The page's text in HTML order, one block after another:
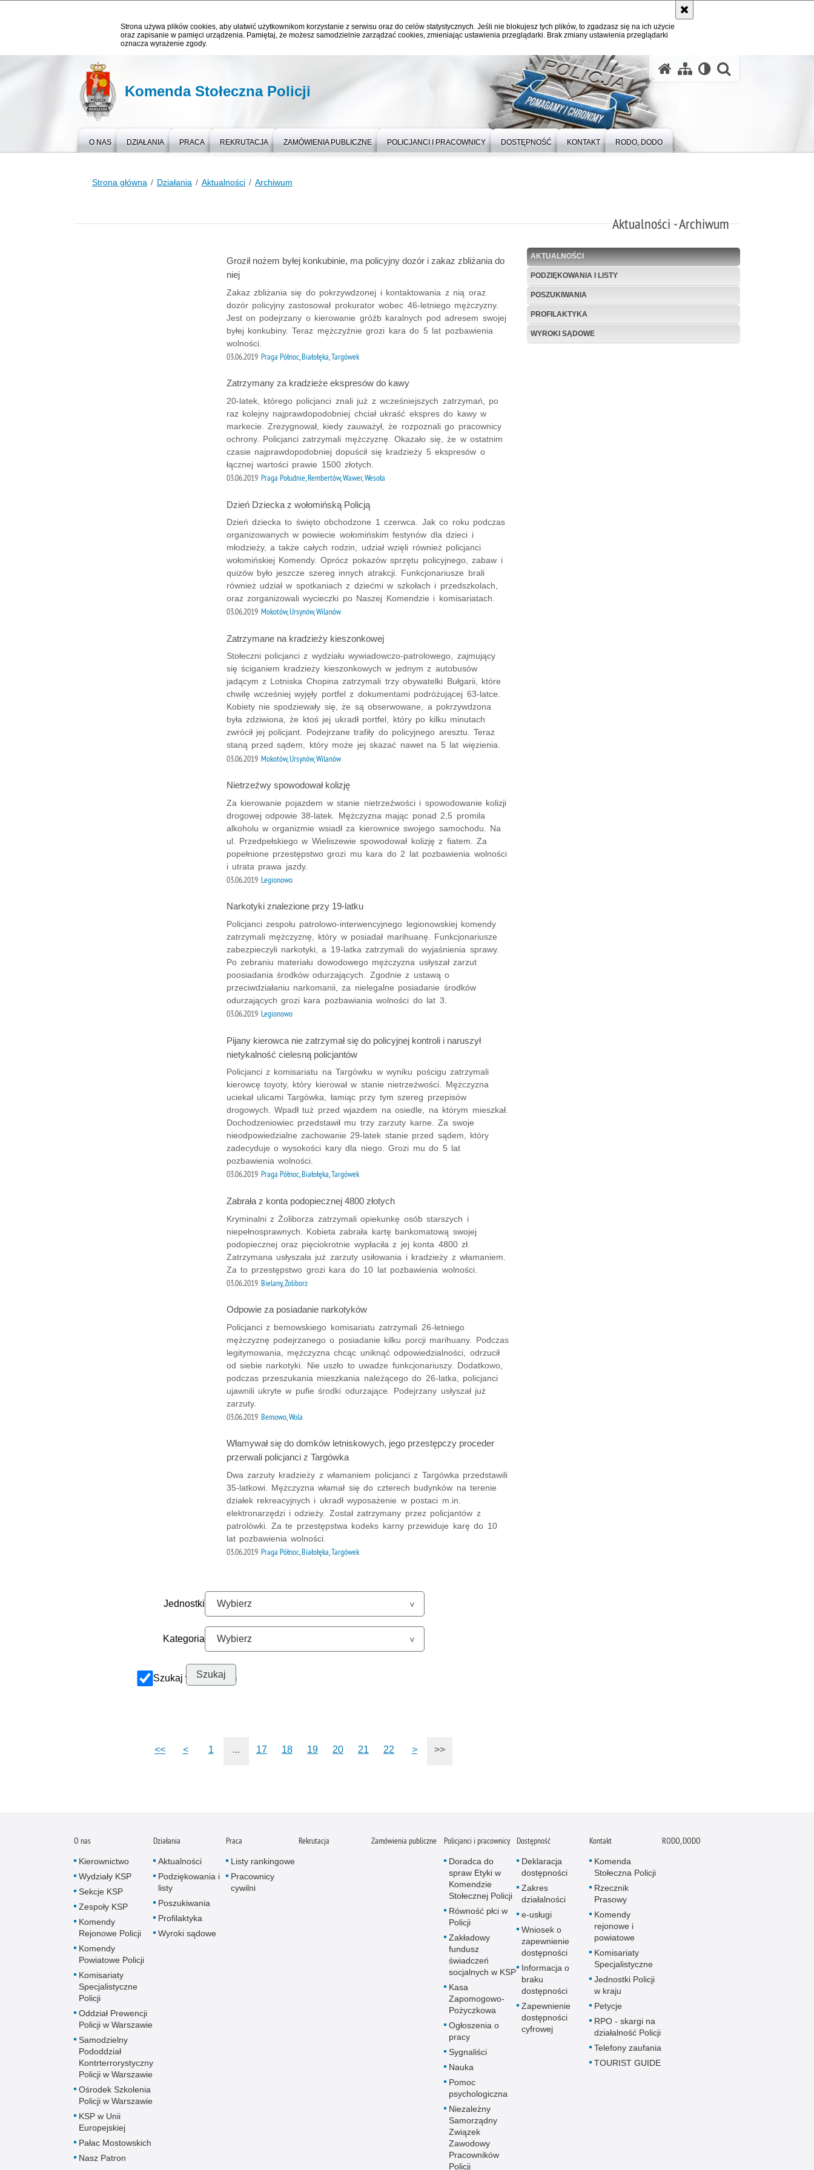
Strona używa plików cookies, aby ułatwić użytkownikom korzystanie z serwisu oraz do celów statystycznych. Jeśli nie blokujesz tych plików, to zgadzasz się na ich użycie
oraz zapisanie w pamięci urządzenia. Pamiętaj, że możesz samodzielnie zarządzać cookies, zmieniając ustawienia przeglądarki. Brak zmiany ustawienia przeglądarki
oznacza wyrażenie zgody.
Komenda Stołeczna Policji
O NAS DZIAŁANIA PRACA REKRUTACJA ZAMÓWIENIA PUBLICZNE POLICJANCI I PRACOWNICY DOSTĘPNOŚĆ KONTAKT RODO, DODO
Strona główna Działania Aktualności Archiwum
Aktualności - Archiwum
Groził nożem byłej konkubinie, ma policyjny dozór i zakaz zbliżania do
niej
Zakaz zbliżania się do pokrzywdzonej i kontaktowania z nią oraz
dozór policyjny zastosował prokurator wobec 46-letniego mężczyzny.
Jest on podejrzany o kierowanie gróźb karalnych pod adresem swojej
byłej konkubiny. Teraz mężczyźnie grozi kara do 5 lat pozbawienia
wolności.
03.06.2019 Praga Północ, Białołęka, Targówek
Zatrzymany za kradzieże ekspresów do kawy
20-latek, którego policjanci znali już z wcześniejszych zatrzymań, po
raz kolejny najprawdopodobniej chciał ukraść ekspres do kawy w
markecie. Zrezygnował, kiedy zauważył, że rozpoznali go pracownicy
ochrony. Policjanci zatrzymali mężczyznę. Okazało się, że w ostatnim
czasie najprawdopodobniej dopuścił się kradzieży 5 ekspresów o
łącznej wartości prawie 1500 złotych.
03.06.2019 Praga Południe, Rembertów, Wawer, Wesoła
Dzień Dziecka z wołomińską Policją
Dzień dziecka to święto obchodzone 1 czerwca. Jak co roku podczas
organizowanych w powiecie wołomińskim festynów dla dzieci i
młodzieży, a także całych rodzin, udział wzięli również policjanci
wołomińskiej Komendy. Oprócz pokazów sprzętu policyjnego, zabaw i
quizów było jeszcze szereg innych atrakcji. Funkcjonariusze brali
również udział w spotkaniach z dziećmi w szkołach i przedszkolach,
oraz zorganizowali wycieczki po Naszej Komendzie i komisariatach.
03.06.2019 Mokotów, Ursynów, Wilanów
Zatrzymane na kradzieży kieszonkowej
Stołeczni policjanci z wydziału wywiadowczo-patrolowego, zajmujący
się ściganiem kradzieży kieszonkowych w jednym z autobusów
jadącym z Lotniska Chopina zatrzymali trzy obywatelki Bułgarii, które
chwilę wcześniej wyjęły portfel z dokumentami podróżującej 63-latce.
Kobiety nie spodziewały się, że są obserwowane, a pokrzywdzona
była zdziwiona, że ktoś jej ukradł portfel, który po kilku minutach
zwrócił jej policjant. Podejrzane trafiły do policyjnego aresztu. Teraz
staną przed sądem, który może jej skazać nawet na 5 lat więzienia.
03.06.2019 Mokotów, Ursynów, Wilanów
Nietrzeźwy spowodował kolizję
Za kierowanie pojazdem w stanie nietrzeźwości i spowodowanie kolizji
drogowej odpowie 38-latek. Mężczyzna mając ponad 2,5 promila
alkoholu w organizmie wsiadł za kierownice swojego samochodu. Na
ul. Przedpełskiego w Wieliszewie spowodował kolizję z fiatem. Za
popełnione przestępstwo grozi mu kara do 2 lat pozbawienia wolności
i utrata prawa jazdy.
03.06.2019 Legionowo
Narkotyki znalezione przy 19-latku
Policjanci zespołu patrolowo-interwencyjnego legionowskiej komendy
zatrzymali mężczyznę, który w posiadał marihuanę. Funkcjonariusze
zabezpieczyli narkotyki, a 19-latka zatrzymali do wyjaśnienia sprawy.
Po zebraniu materiału dowodowego mężczyzna usłyszał zarzut
poosiadania środków odurzających. Zgodnie z ustawą o
przeciwdziałaniu narkomanii, za nielegalne posiadanie środków
odurzających grozi kara pozbawiania wolności do lat 3.
03.06.2019 Legionowo
Pijany kierowca nie zatrzymał się do policyjnej kontroli i naruszył
nietykalność cielesną policjantów
Policjanci z komisariatu na Targówku w wyniku pościgu zatrzymali
kierowcę toyoty, który kierował w stanie nietrzeźwości. Mężczyzna
uciekał ulicami Targówka, łamiąc przy tym szereg przepisów
drogowych. Wpadł tuż przed wjazdem na osiedle, na którym mieszkał.
Dochodzeniowiec przedstawił mu trzy zarzuty karne. Za swoje
nieodpowiedzialne zachowanie 29-latek stanie przed sądem, który
zadecyduje o wysokości kary dla niego. Grozi mu do 5 lat
pozbawienia wolności.
03.06.2019 Praga Północ, Białołęka, Targówek
Zabrała z konta podopiecznej 4800 złotych
Kryminalni z Żoliborza zatrzymali opiekunkę osób starszych i
niepełnosprawnych. Kobieta zabrała kartę bankomatową swojej
podopiecznej oraz pięciokrotnie wypłaciła z jej konta 4800 zł.
Zatrzymana usłyszała już zarzuty usiłowania i kradzieży z włamaniem.
Za to przestępstwo grozi kara do 10 lat pozbawienia wolności.
03.06.2019 Bielany, Żoliborz
Odpowie za posiadanie narkotyków
Policjanci z bemowskiego komisariatu zatrzymali 26-letniego
mężczyznę podejrzanego o posiadanie kilku porcji marihuany. Podczas
legitymowania, mężczyzna chcąc uniknąć odpowiedzialności, odrzucił
od siebie narkotyki. Nie uszło to uwadze funkcjonariuszy. Dodatkowo,
podczas przeszukania mieszkania należącego do 26-latka, policjanci
ujawnili ukryte w pufie środki odurzające. Podejrzany usłyszał już
zarzuty.
03.06.2019 Bemowo, Wola
Włamywał się do domków letniskowych, jego przestępczy proceder
przerwali policjanci z Targówka
Dwa zarzuty kradzieży z włamaniem policjanci z Targówka przedstawili
35-latkowi. Mężczyzna włamał się do czterech budynków na terenie
działek rekreacyjnych i ukradł wyposażenie w postaci m.in.
elektronarzędzi i odzieży. Został zatrzymany przez policjantów z
patrolówki. Za te przestępstwa kodeks karny przewiduje karę do 10
lat pozbawienia wolności.
03.06.2019 Praga Północ, Białołęka, Targówek
Jednostki
Kategoria
Szukaj w archiwum
<< < 1 ... 17 18 19 20 21 22 > >>
AKTUALNOŚCI
PODZIĘKOWANIA I LISTY
POSZUKIWANIA
PROFILAKTYKA
WYROKI SĄDOWE
O nas
Kierownictwo
Wydziały KSP
Sekcje KSP
Zespoły KSP
Komendy
Rejonowe Policji
Komendy
Powiatowe Policji
Komisariaty
Specjalistyczne
Policji
Oddział Prewencji
Policji w Warszawie
Samodzielny
Pododdział
Kontrterrorystyczny
Policji w Warszawie
Ośrodek Szkolenia
Policji w Warszawie
KSP w Unii
Europejskiej
Pałac Mostowskich
Nasz Patron
Działania
Aktualności
Podziękowania i
listy
Poszukiwania
Profilaktyka
Wyroki sądowe
Praca
Listy rankingowe
Pracownicy
cywilni
Rekrutacja Zamówienia publiczne Policjanci i pracownicy
Doradca do
spraw Etyki w
Komendzie
Stołecznej Policji
Równość płci w
Policji
Zakładowy
fundusz
świadczeń
socjalnych w KSP
Kasa
Zapomogowo-
Pożyczkowa
Ogłoszenia o
pracy
Sygnaliści
Nauka
Pomoc
psychologiczna
Niezależny
Samorządny
Związek
Zawodowy
Pracowników
Policji
Dostępność
Deklaracja
dostępności
Zakres
działalności
e-usługi
Wniosek o
zapewnienie
dostępności
Informacja o
braku
dostępności
Zapewnienie
dostępności
cyfrowej
Kontakt
Komenda
Stołeczna Policji
Rzecznik
Prasowy
Komendy
rejonowe i
powiatowe
Komisariaty
Specjalistyczne
Jednostki Policji
w kraju
Petycje
RPO - skargi na
działalność Policji
Telefony zaufania
TOURIST GUIDE
RODO, DODO